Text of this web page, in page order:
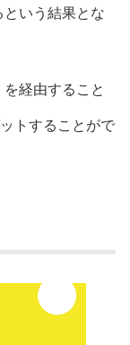
という結果とな
を経由すること
トすることがで